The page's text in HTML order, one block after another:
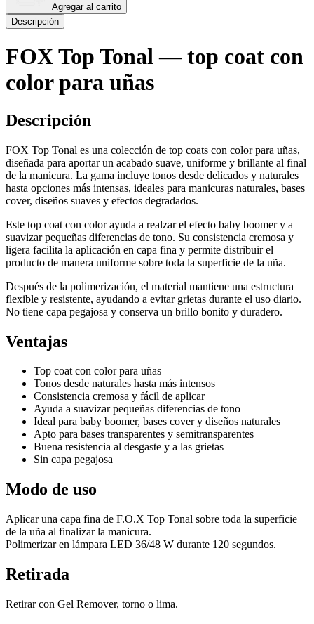
Agregar al carrito
Descripción
FOX Top Tonal — top coat con
color para uñas
Descripción
FOX Top Tonal es una colección de top coats con color para uñas,
diseñada para aportar un acabado suave, uniforme y brillante al final
de la manicura. La gama incluye tonos desde delicados y naturales
hasta opciones más intensas, ideales para manicuras naturales, bases
cover, diseños suaves y efectos degradados.
Este top coat con color ayuda a realzar el efecto baby boomer y a
suavizar pequeñas diferencias de tono. Su consistencia cremosa y
ligera facilita la aplicación en capa fina y permite distribuir el
producto de manera uniforme sobre toda la superficie de la uña.
Después de la polimerización, el material mantiene una estructura
flexible y resistente, ayudando a evitar grietas durante el uso diario.
No tiene capa pegajosa y conserva un brillo bonito y duradero.
Ventajas
Top coat con color para uñas
Tonos desde naturales hasta más intensos
Consistencia cremosa y fácil de aplicar
Ayuda a suavizar pequeñas diferencias de tono
Ideal para baby boomer, bases cover y diseños naturales
Apto para bases transparentes y semitransparentes
Buena resistencia al desgaste y a las grietas
Sin capa pegajosa
Modo de uso
Aplicar una capa fina de F.O.X Top Tonal sobre toda la superficie
de la uña al finalizar la manicura.
Polimerizar en lámpara LED 36/48 W durante 120 segundos.
Retirada
Retirar con Gel Remover, torno o lima.